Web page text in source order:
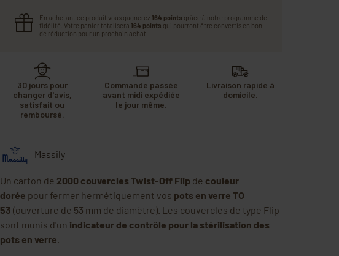
En achetant ce produit vous gagnerez 164 points grâce à notre programme de
fidélité. Votre panier totalisera 164 points qui pourront être convertis en bon
de réduction pour un prochain achat.
30 jours pour
changer d'avis,
satisfait ou
remboursé.
Commande passée
avant midi expédiée
le jour même.
Livraison rapide à
domicile.
Massily
Un carton de 2000 couvercles Twist-Off Flip de couleur
dorée pour fermer hermétiquement vos pots en verre TO
53 (ouverture de 53 mm de diamètre). Les couvercles de type Flip
sont munis d'un indicateur de contrôle pour la stérilisation des
pots en verre.